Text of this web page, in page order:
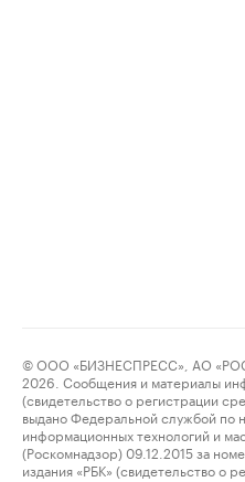
© ООО «БИЗНЕСПРЕСС», АО
2026. Сообщения и материалы
(свидетельство о регистрации
выдано Федеральной службой по
информационных технологий и
(Роскомнадзор) 09.12.2015 за
издания «РБК» (свидетельство о